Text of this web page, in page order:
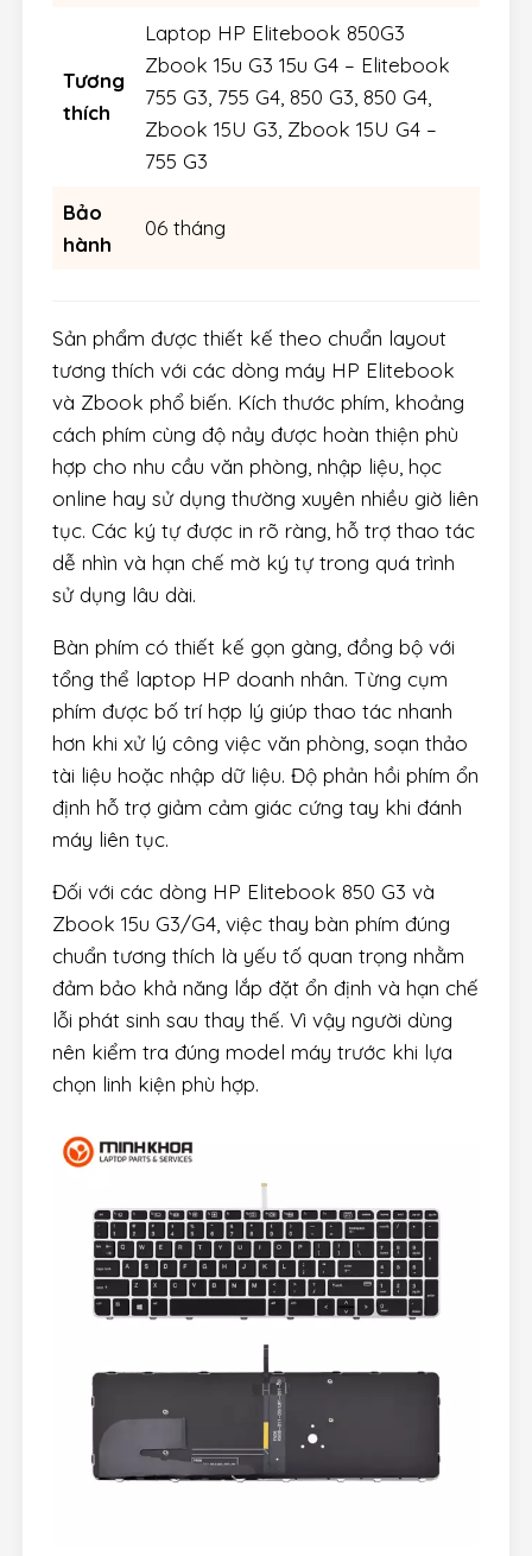
Tương
thích
Laptop HP Elitebook 850G3
Zbook 15u G3 15u G4 – Elitebook
755 G3, 755 G4, 850 G3, 850 G4,
Zbook 15U G3, Zbook 15U G4 –
755 G3
Bảo
hành
06 tháng
Sản phẩm được thiết kế theo chuẩn layout
tương thích với các dòng máy HP Elitebook
và Zbook phổ biến. Kích thước phím, khoảng
cách phím cùng độ nảy được hoàn thiện phù
hợp cho nhu cầu văn phòng, nhập liệu, học
online hay sử dụng thường xuyên nhiều giờ liên
tục. Các ký tự được in rõ ràng, hỗ trợ thao tác
dễ nhìn và hạn chế mờ ký tự trong quá trình
sử dụng lâu dài.
Bàn phím có thiết kế gọn gàng, đồng bộ với
tổng thể laptop HP doanh nhân. Từng cụm
phím được bố trí hợp lý giúp thao tác nhanh
hơn khi xử lý công việc văn phòng, soạn thảo
tài liệu hoặc nhập dữ liệu. Độ phản hồi phím ổn
định hỗ trợ giảm cảm giác cứng tay khi đánh
máy liên tục.
Đối với các dòng HP Elitebook 850 G3 và
Zbook 15u G3/G4, việc thay bàn phím đúng
chuẩn tương thích là yếu tố quan trọng nhằm
đảm bảo khả năng lắp đặt ổn định và hạn chế
lỗi phát sinh sau thay thế. Vì vậy người dùng
nên kiểm tra đúng model máy trước khi lựa
chọn linh kiện phù hợp.